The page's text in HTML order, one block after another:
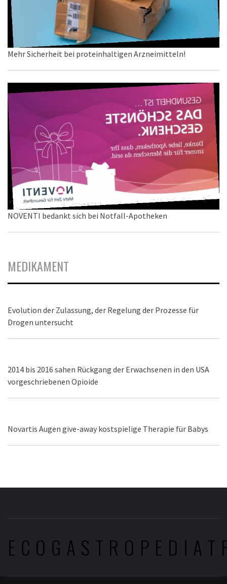
Mehr Sicherheit bei proteinhaltigen Arzneimitteln!
NOVENTI bedankt sich bei Notfall-Apotheken
MEDIKAMENT
Evolution der Zulassung, der Regelung der Prozesse für
Drogen untersucht
2014 bis 2016 sahen Rückgang der Erwachsenen in den USA
vorgeschriebenen Opioide
Novartis Augen give-away kostspielige Therapie für Babys